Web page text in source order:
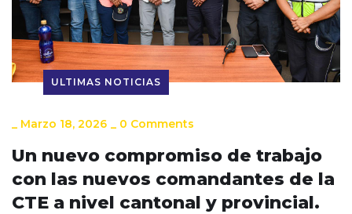
ULTIMAS NOTICIAS
_ Marzo 18, 2026 _ 0 Comments
Un nuevo compromiso de trabajo
con las nuevos comandantes de la
CTE a nivel cantonal y provincial.